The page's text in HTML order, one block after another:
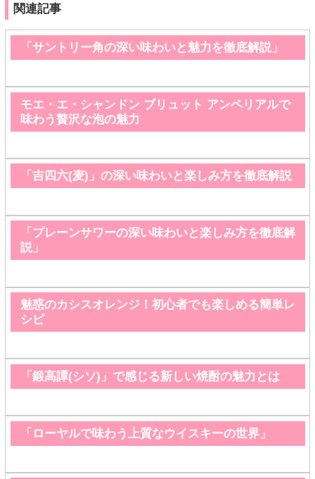
関連記事
「サントリー角の深い味わいと魅力を徹底解説」
モエ・エ・シャンドン ブリュット アンペリアルで
味わう贅沢な泡の魅力
「吉四六(麦)」の深い味わいと楽しみ方を徹底解説
「プレーンサワーの深い味わいと楽しみ方を徹底解
説」
魅惑のカシスオレンジ！初心者でも楽しめる簡単レ
シピ
「鍛高譚(シソ)」で感じる新しい焼酎の魅力とは
「ローヤルで味わう上質なウイスキーの世界」